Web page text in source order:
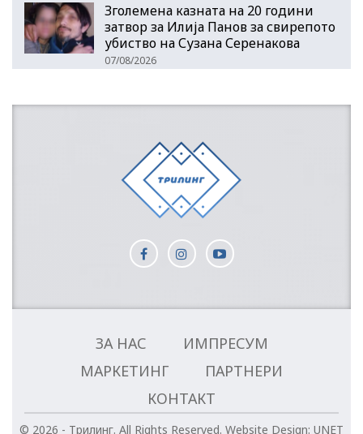
Зголемена казната на 20 години
затвор за Илија Панов за свирепото
убиство на Сузана Серенакова
07/08/2026
ЗА НАС
ИМПРЕСУМ
МАРКЕТИНГ
ПАРТНЕРИ
КОНТАКТ
© 2026 - Трилинг. All Rights Reserved. Website Design: UNET